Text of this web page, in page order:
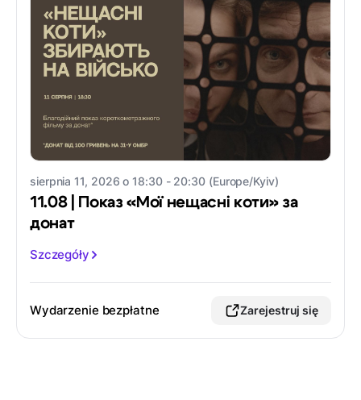
sierpnia 11, 2026 o 18:30 - 20:30 (Europe/Kyiv)
11.08 | Показ «Мої нещасні коти» за
донат
Szczegóły
Wydarzenie bezpłatne Zarejestruj się